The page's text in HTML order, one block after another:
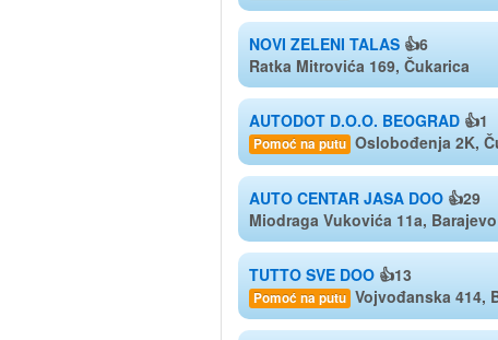
NOVI ZELENI TALAS 👍6
Ratka Mitrovića 169, Čukarica
AUTODOT D.O.O. BEOGRAD 👍1
Pomoć na putu Oslobođenja 2K,
AUTO CENTAR JASA DOO 👍29
Miodraga Vukovića 11a, Barajevo
TUTTO SVE DOO 👍13
Pomoć na putu Vojvođanska 414,